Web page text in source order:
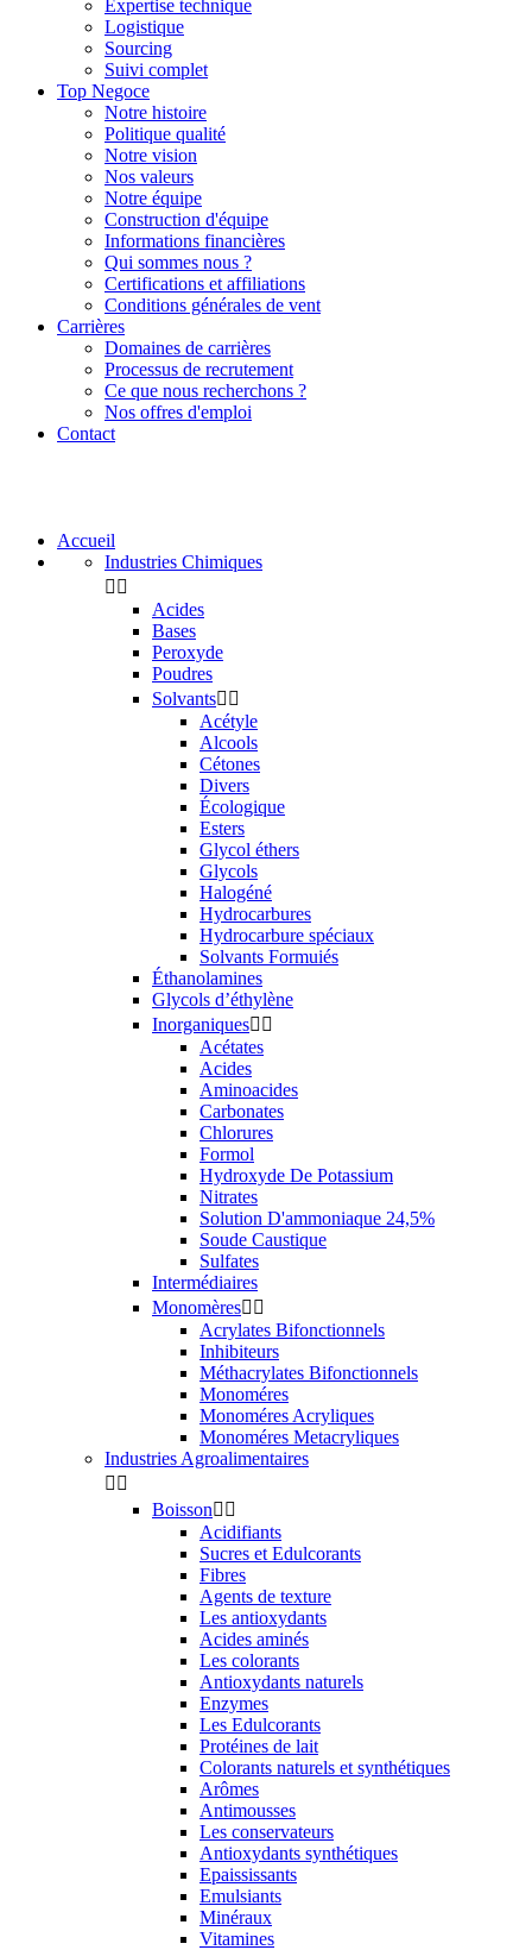
Expertise technique
Logistique
Sourcing
Suivi complet
Top Negoce
Notre histoire
Politique qualité
Notre vision
Nos valeurs
Notre équipe
Construction d'équipe
Informations financières
Qui sommes nous ?
Certifications et affiliations
Conditions générales de vent
Carrières
Domaines de carrières
Processus de recrutement
Ce que nous recherchons ?
Nos offres d'emploi
Contact
Accueil
Industries Chimiques
 
Acides
Bases
Peroxyde
Poudres
Solvants 
Acétyle
Alcools
Cétones
Divers
Écologique
Esters
Glycol éthers
Glycols
Halogéné
Hydrocarbures
Hydrocarbure spéciaux
Solvants Formuiés
Éthanolamines
Glycols d’éthylène
Inorganiques 
Acétates
Acides
Aminoacides
Carbonates
Chlorures
Formol
Hydroxyde De Potassium
Nitrates
Solution D'ammoniaque 24,5%
Soude Caustique
Sulfates
Intermédiaires
Monomères 
Acrylates Bifonctionnels
Inhibiteurs
Méthacrylates Bifonctionnels
Monoméres
Monoméres Acryliques
Monoméres Metacryliques
Industries Agroalimentaires
 
Boisson 
Acidifiants
Sucres et Edulcorants
Fibres
Agents de texture
Les antioxydants
Acides aminés
Les colorants
Antioxydants naturels
Enzymes
Les Edulcorants
Protéines de lait
Colorants naturels et synthétiques
Arômes
Antimousses
Les conservateurs
Antioxydants synthétiques
Epaississants
Emulsiants
Minéraux
Vitamines